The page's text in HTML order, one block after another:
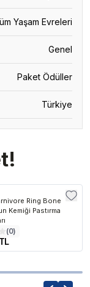
Yaşam Evreleri
Genel
Paket Ödüller
Türkiye
Ring Bone
Kemiği Pastırma
(0)